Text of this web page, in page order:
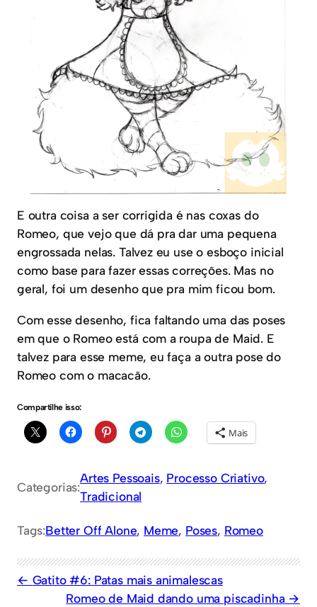
E outra coisa a ser corrigida é nas coxas do
Romeo, que vejo que dá pra dar uma pequena
engrossada nelas. Talvez eu use o esboço inicial
como base para fazer essas correções. Mas no
geral, foi um desenho que pra mim ficou bom.
Com esse desenho, fica faltando uma das poses
em que o Romeo está com a roupa de Maid. E
talvez para esse meme, eu faça a outra pose do
Romeo com o macacão.
Compartilhe isso:
Mais
Categorias:
Artes Pessoais, Processo Criativo
Tradicional
Tags:Better Off Alone, Meme, Poses, Romeo
Gatito #6: Patas mais animalescas
Romeo de Maid dando uma piscadinha